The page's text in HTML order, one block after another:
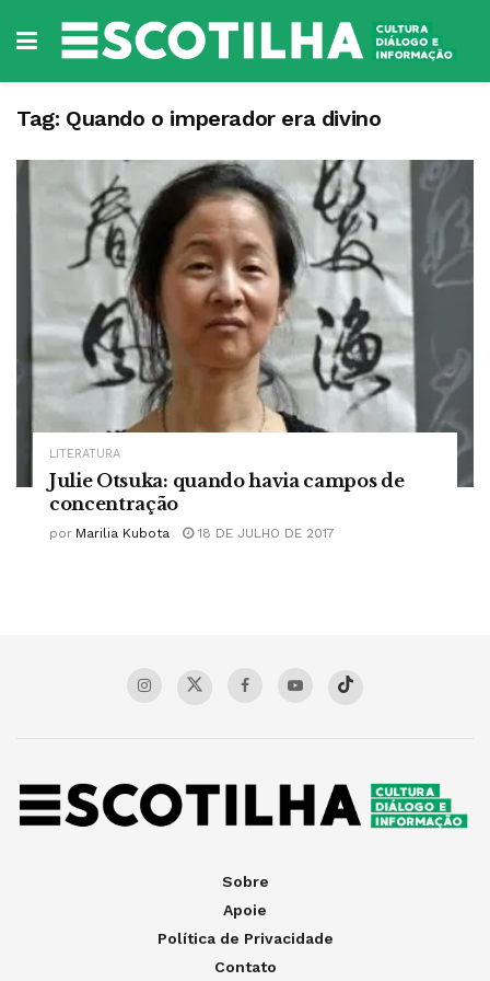
Tag: Quando o imperador era divino
LITERATURA
Julie Otsuka: quando havia campos de
concentração
por Marilia Kubota 18 DE JULHO DE 2017
Sobre
Apoie
Política de Privacidade
Contato